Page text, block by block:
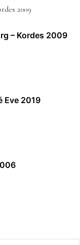
– Kordes 2009
Eve 2019